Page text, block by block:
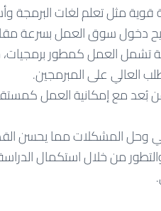
مثل تعلم لغات البرمجة
دخول سوق العمل بسرعة
العمل كمطور برمجيات،
العالي على المبرمجين.
بُعد مع إمكانية العمل
وحل المشكلات مما يحسن
من خلال استكمال